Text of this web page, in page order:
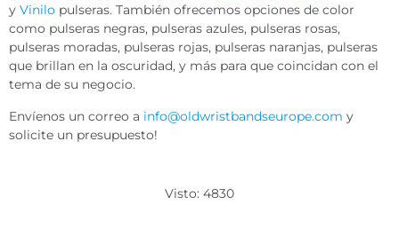
y Vinilo pulseras. También ofrecemos opciones de color
como pulseras negras, pulseras azules, pulseras rosas,
pulseras moradas, pulseras rojas, pulseras naranjas, pulseras
que brillan en la oscuridad, y más para que coincidan con el
tema de su negocio.
Envíenos un correo a info@oldwristbandseurope.com y
solicite un presupuesto!
Visto: 4830